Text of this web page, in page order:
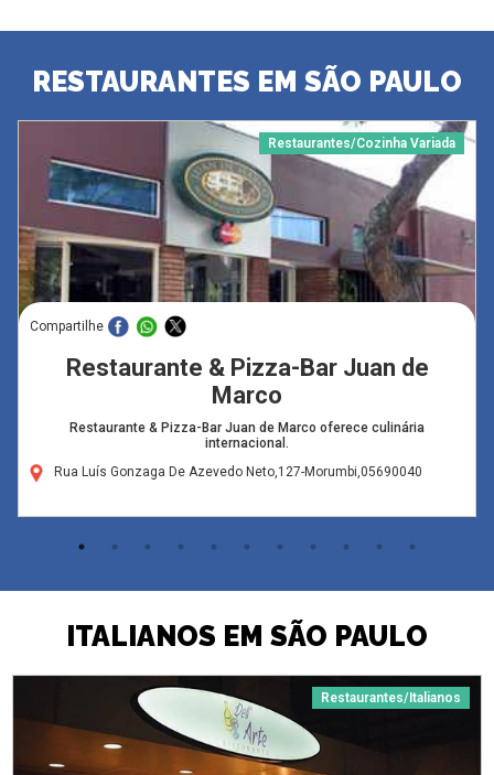
RESTAURANTES EM SÃO PAULO
Restaurantes/Cozinha Variada
Compartilhe
Restaurante & Pizza-Bar Juan de
Marco
Restaurante & Pizza-Bar Juan de Marco oferece culinária
internacional.
Rua Luís Gonzaga De Azevedo Neto,127-Morumbi,05690040
ITALIANOS EM SÃO PAULO
Restaurantes/Italianos